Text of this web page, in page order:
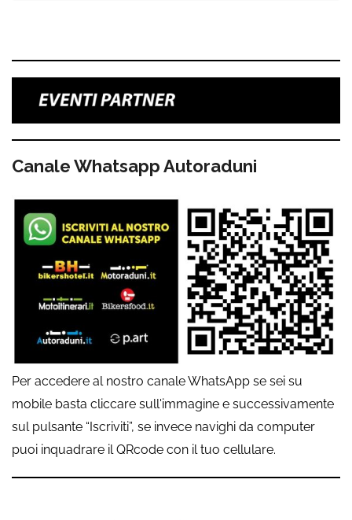
Canale Whatsapp Autoraduni
Per accedere al nostro canale WhatsApp se sei su
mobile basta cliccare sull'immagine e successivamente
sul pulsante “Iscriviti”, se invece navighi da computer
puoi inquadrare il QRcode con il tuo cellulare.